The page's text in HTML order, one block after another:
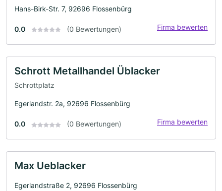
Hans-Birk-Str. 7, 92696 Flossenbürg
0.0 (0 Bewertungen) Firma bewerten
Schrott Metallhandel Üblacker
Schrottplatz
Egerlandstr. 2a, 92696 Flossenbürg
0.0 (0 Bewertungen) Firma bewerten
Max Ueblacker
Egerlandstraße 2, 92696 Flossenbürg